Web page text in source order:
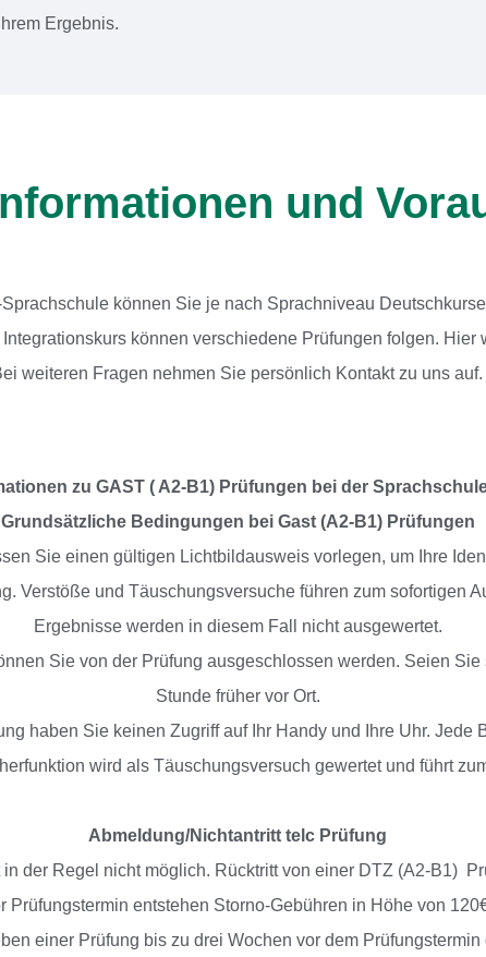
Ergebnis.
und
können Sie je nach Sprachniveau
können verschiedene Prüfungen folgen. Hier
weiteren Fragen nehmen Sie persönlich Kontakt zu uns
zu GAST ( A2-B1) Prüfungen bei der
Grundsätzliche Bedingungen bei Gast (A2-B1) Prüfungen
Sie einen gültigen Lichtbildausweis vorlegen, um Ihre
Verstöße und Täuschungsversuche führen zum sofortigen
Ergebnisse werden in diesem Fall nicht ausgewertet.
Sie von der Prüfung ausgeschlossen werden. Seien
Stunde früher vor Ort.
haben Sie keinen Zugriff auf Ihr Handy und Ihre Uhr. Jede
wird als Täuschungsversuch gewertet und führt
Abmeldung/Nichtantritt telc Prüfung
der Regel nicht möglich. Rücktritt von einer DTZ (A2-B1)
Prüfungstermin entstehen Storno-Gebühren in Höhe von
einer Prüfung bis zu drei Wochen vor dem